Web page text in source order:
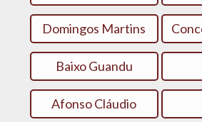
Domingos Martins
Baixo Guandu
Afonso Cláudio